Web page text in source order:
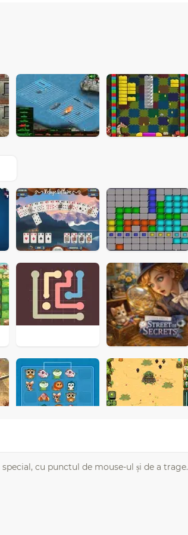
cu punctul de mouse-ul și de a trage.